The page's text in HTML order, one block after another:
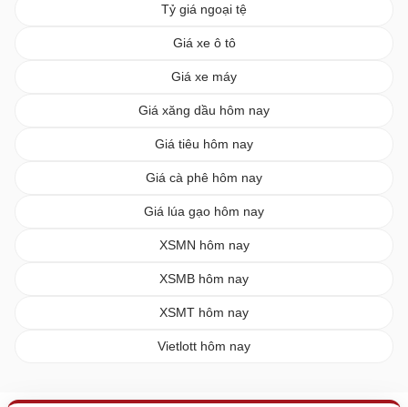
Tỷ giá ngoại tệ
Giá xe ô tô
Giá xe máy
Giá xăng dầu hôm nay
Giá tiêu hôm nay
Giá cà phê hôm nay
Giá lúa gạo hôm nay
XSMN hôm nay
XSMB hôm nay
XSMT hôm nay
Vietlott hôm nay